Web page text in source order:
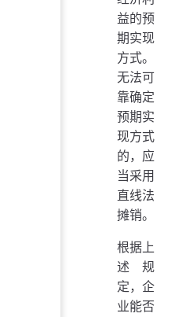
益的预
期实现
方式。
无法可
靠确定
预期实
现方式
的，应
当采用
直线法
摊销。
根据上
述规
定，企
业能否